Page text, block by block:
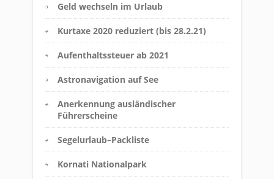
Geld wechseln im Urlaub
Kurtaxe 2020 reduziert (bis 28.2.21)
Aufenthaltssteuer ab 2021
Astronavigation auf See
Anerkennung ausländischer
Führerscheine
Segelurlaub–Packliste
Kornati Nationalpark